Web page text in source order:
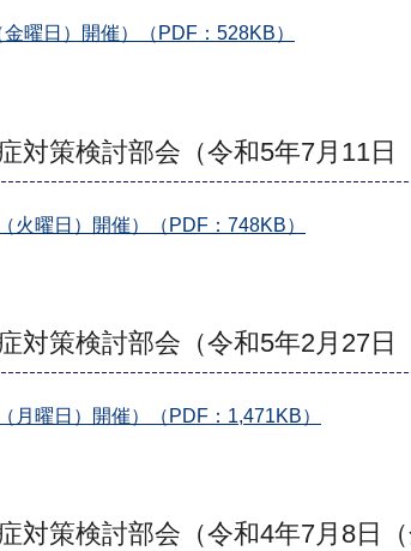
曜日）開催）（PDF：528KB）
対策検討部会（令和5年7月11日
火曜日）開催）（PDF：748KB）
対策検討部会（令和5年2月27日
月曜日）開催）（PDF：1,471KB）
対策検討部会（令和4年7月8日（